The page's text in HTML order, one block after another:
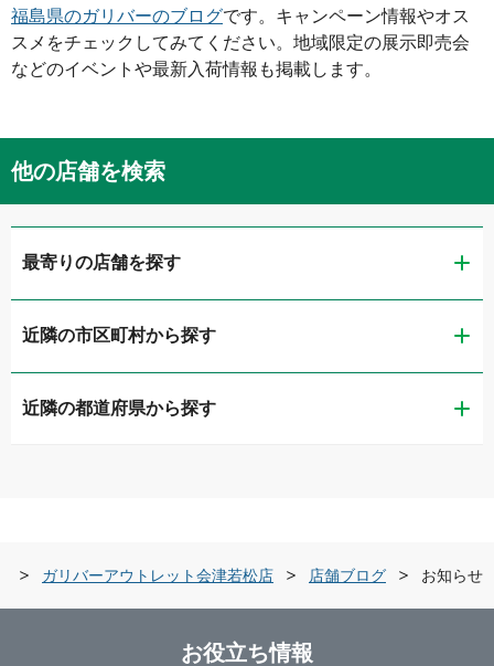
福島県のガリバーのブログです。キャンペーン情報やオス
スメをチェックしてみてください。地域限定の展示即売会
などのイベントや最新入荷情報も掲載します。
他の店舗を検索
最寄りの店舗を探す
ガリバー福島鎌田店
ガリバー福島店
ガリバー会津店
ガリバーアウトレット会津若松店
近隣の市区町村から探す
福島市
近隣の都道府県から探す
ガリバーアウトレット会津若松店 店舗ブログ お知らせ
お役立ち情報